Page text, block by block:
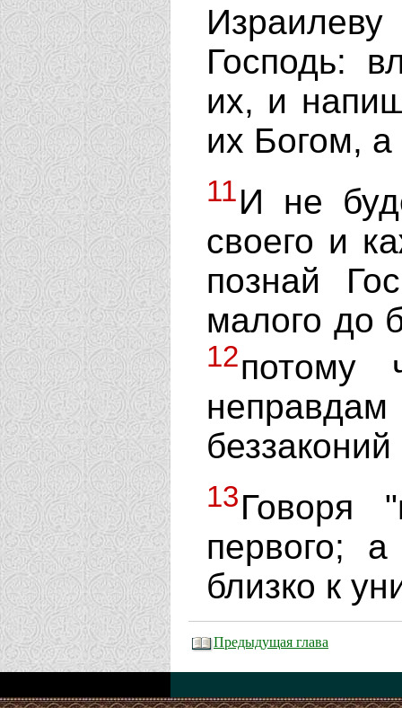
Господь:
их, и
их Богом,
11И не
своего и
познай
малого до
12потому
13Говоря
первого;
близко к
Предыдущая глава